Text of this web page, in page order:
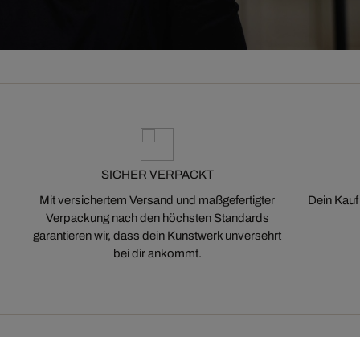
SICHER VERPACKT
Mit versichertem Versand und maßgefertigter
Verpackung nach den höchsten Standards
garantieren wir, dass dein Kunstwerk unversehrt
bei dir ankommt.
Dein